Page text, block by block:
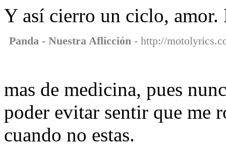
Y así cierro un ciclo,
Panda - Nuestra Aflicción - http://
mas de medicina, pues
poder evitar sentir que me
cuando no estas.